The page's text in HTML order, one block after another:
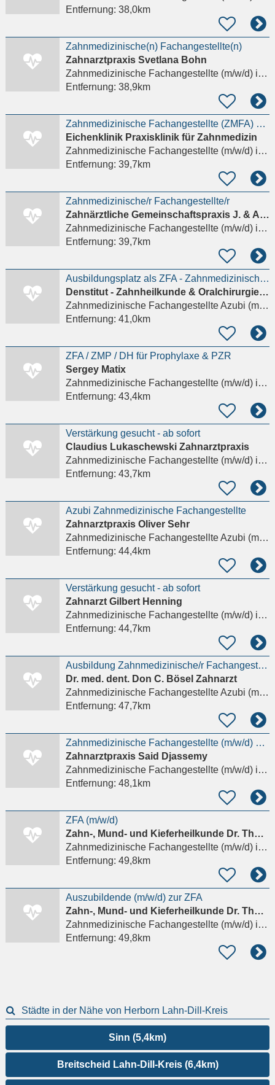
Entfernung: 38,0km
Zahnmedizinische(n) Fachangestellte(n)
Zahnarztpraxis Svetlana Bohn
Zahnmedizinische Fachangestellte (m/w/d)in Diez
Entfernung: 38,9km
Zahnmedizinische Fachangestellte (ZMFA) – Schwerpunkt Prophylaxe (m/w/d) (Vollzeit, Teilzeit)
Eichenklinik Praxisklinik für Zahnmedizin
Zahnmedizinische Fachangestellte (m/w/d)in Kreuztal, Eichen
Entfernung: 39,7km
Zahnmedizinische/r Fachangestellte/r
Zahnärztliche Gemeinschaftspraxis J. & A. Appelt
Zahnmedizinische Fachangestellte (m/w/d)in Kreuztal, Littfeld
Entfernung: 39,7km
Ausbildungsplatz als ZFA - Zahnmedizinische Fachangestellte (m/w/d) im Westerwald
Denstitut - Zahnheilkunde & Oralchirurgiealexander Petrow Und Dr. Eugen Schick
Zahnmedizinische Fachangestellte Azubi (m/w/d)
Entfernung: 41,0km
ZFA / ZMP / DH für Prophylaxe & PZR
Sergey Matix
Zahnmedizinische Fachangestellte (m/w/d)in Rockenberg, Oppershofen
Entfernung: 43,4km
Verstärkung gesucht - ab sofort
Claudius Lukaschewski Zahnarztpraxis
Zahnmedizinische Fachangestellte (m/w/d)in Breitscheidt
Entfernung: 43,7km
Azubi Zahnmedizinische Fachangestellte
Zahnarztpraxis Oliver Sehr
Zahnmedizinische Fachangestellte Azubi (m/w/d)
Entfernung: 44,4km
Verstärkung gesucht - ab sofort
Zahnarzt Gilbert Henning
Zahnmedizinische Fachangestellte (m/w/d)in Almersbach
Entfernung: 44,7km
Ausbildung Zahnmedizinische/r Fachangestellte/r (m/w/d)
Dr. med. dent. Don C. Bösel Zahnarzt
Zahnmedizinische Fachangestellte Azubi (m/w/d)
Entfernung: 47,7km
Zahnmedizinische Fachangestellte (m/w/d) gesucht!
Zahnarztpraxis Said Djassemy
Zahnmedizinische Fachangestellte (m/w/d)in Idstein, Wörsdorf
Entfernung: 48,1km
ZFA (m/w/d)
Zahn-, Mund- und Kieferheilkunde Dr. Thomas Schlösser Dr. Karolin Schlösser Dr. Moritz Klein
Zahnmedizinische Fachangestellte (m/w/d)in Drolshagen
Entfernung: 49,8km
Auszubildende (m/w/d) zur ZFA
Zahn-, Mund- und Kieferheilkunde Dr. Thomas Schlösser Dr. Karolin Schlösser Dr. Moritz Klein
Zahnmedizinische Fachangestellte (m/w/d)in Drolshagen
Entfernung: 49,8km
Städte in der Nähe von Herborn Lahn-Dill-Kreis
Sinn (5,4km)
Breitscheid Lahn-Dill-Kreis (6,4km)